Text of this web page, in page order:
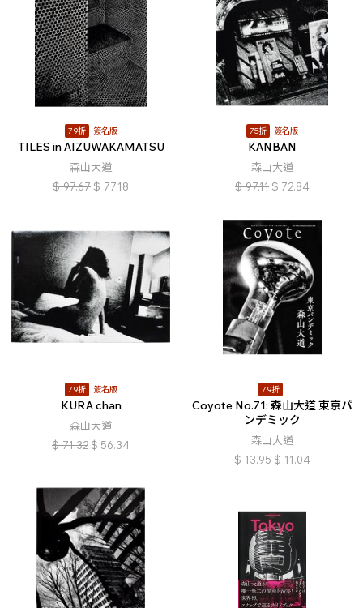
79折 簽名版
TILES in AIZUWAKAMATSU
森山大道
$ 97.67 $ 77.18
75折 簽名版
KANBAN
森山大道
$ 97.11 $ 72.84
79折 簽名版
KURA chan
森山大道
$ 71.32 $ 56.34
79折
Coyote No.71: 森山大道 東京パ
ンデミック
森山大道
$ 13.95 $ 11.04